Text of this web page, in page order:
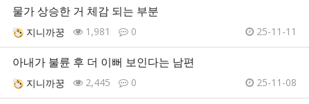
물가 상승한 거 체감 되는 부분
지니까꿍 1,981 0 25-11-11
아내가 불륜 후 더 이뻐 보인다는 남편
지니까꿍 2,445 0 25-11-08